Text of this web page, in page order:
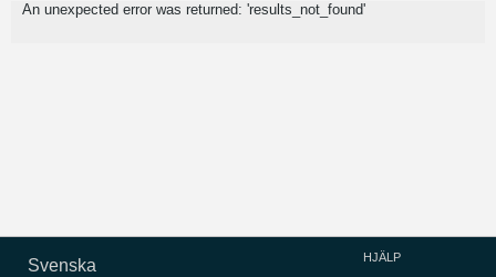
An unexpected error was returned: 'results_not_found'
Svenska HJÄLP